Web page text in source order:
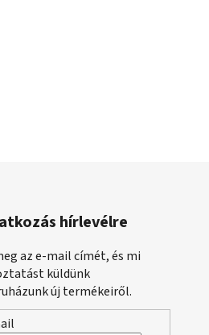
hírlevélre
az e-mail címét, és mi
küldünk
új termékeiről.